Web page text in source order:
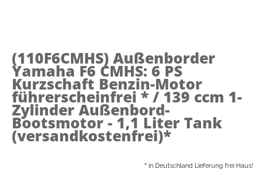
(110F6CMHS) Außenborder
Yamaha F6 CMHS: 6 PS
Kurzschaft Benzin-Motor
führerscheinfrei * / 139 ccm 1-
Zylinder Außenbord-
Bootsmotor - 1,1 Liter Tank
(versandkostenfrei)*
* in Deutschland Lieferung frei Haus!